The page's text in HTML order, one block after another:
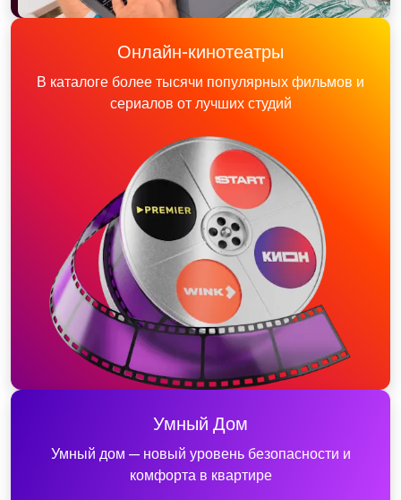
Онлайн-кинотеатры
В каталоге более тысячи популярных фильмов и
сериалов от лучших студий
Умный Дом
Умный дом — новый уровень безопасности и
комфорта в квартире